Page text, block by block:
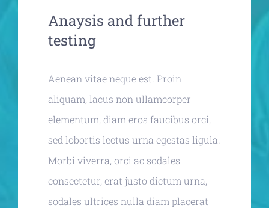
Anaysis and further
testing
Aenean vitae neque est. Proin
aliquam, lacus non ullamcorper
elementum, diam eros faucibus orci,
sed lobortis lectus urna egestas ligula.
Morbi viverra, orci ac sodales
consectetur, erat justo dictum urna,
sodales ultrices nulla diam placerat